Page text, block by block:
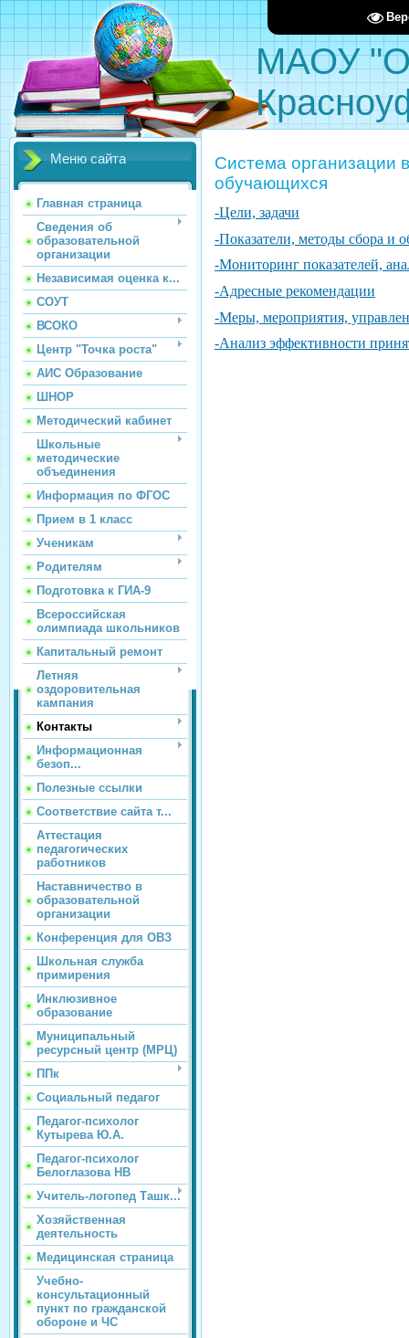
МАОУ
Меню сайта
Главная страница
Сведения об
образовательной
организации
Независимая оценка к...
СОУТ
ВСОКО
Центр "Точка роста"
АИС Образование
ШНОР
Методический кабинет
Школьные
методические
объединения
Информация по ФГОС
Прием в 1 класс
Ученикам
Родителям
Подготовка к ГИА-9
Всероссийская
олимпиада школьников
Капитальный ремонт
Летняя
оздоровительная
кампания
Контакты
Информационная
безоп...
Полезные ссылки
Соответствие сайта т...
Аттестация
педагогических
работников
Наставничество в
образовательной
организации
Конференция для ОВЗ
Школьная служба
примирения
Инклюзивное
образование
Муниципальный
ресурсный центр (МРЦ)
ППк
Социальный педагог
Педагог-психолог
Кутырева Ю.А.
Педагог-психолог
Белоглазова НВ
Учитель-логопед Ташк...
Хозяйственная
деятельность
Медицинская страница
Учебно-
консультационный
пункт по гражданской
обороне и ЧС
Система организации
обучающихся
-Цели, задачи
-Показатели, методы сбора и
-Мониторинг показателей,
-Адресные рекомендации
-Меры, мероприятия,
-Анализ эффективности